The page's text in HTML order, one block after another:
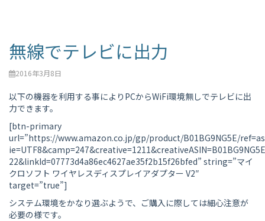
無線でテレビに出力
2016年3月8日
以下の機器を利用する事によりPCからWiFi環境無しでテレビに出
力できます。
[btn-primary
url=”https://www.amazon.co.jp/gp/product/B01BG9NG5E/
22&linkId=07773d4a86ec4627ae35f2b15f26bfed” string=”マイ
クロソフト ワイヤレスディスプレイアダプター V2″
target=”true”]
システム環境をかなり選ぶようで、ご購入に際しては細心注意が
必要の様です。